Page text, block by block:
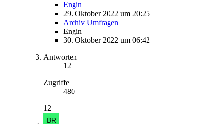
Engin
29. Oktober 2022 um 20:25
Archiv Umfragen
Engin
30. Oktober 2022 um 06:42
Antworten
12
Zugriffe
480
12